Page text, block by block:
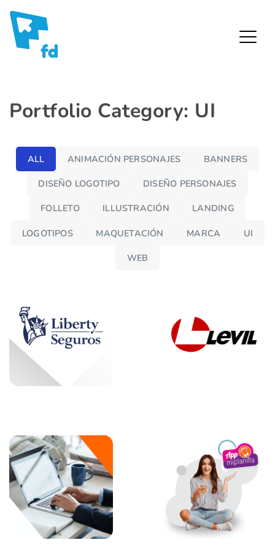
SkipPortfolio Category: UI
ALL ANIMACIÓN PERSONAJES BANNERS
DISEÑO LOGOTIPO DISEÑO PERSONAJES
FOLLETO ILLUSTRACIÓN LANDING
LOGOTIPOS MAQUETACIÓN MARCA UI
WEB
Levil /
Corp. Sitio